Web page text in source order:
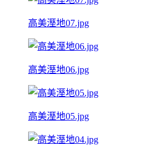
高美溼地07.jpg
高美溼地06.jpg
高美溼地05.jpg